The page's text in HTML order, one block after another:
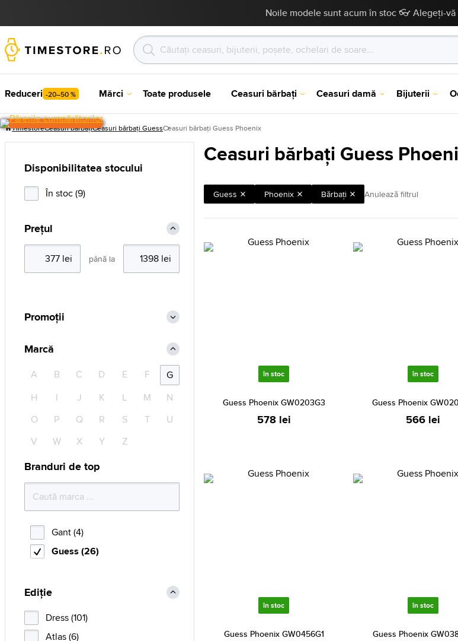
Noile modele sunt acum în stoc 👓 Alegeți-
Reduceri -20–50 % Mărci Toate produsele Ceasuri bărbați Ceasuri damă Bijuterii
TimestoreCeasuri bărbațiCeasuri bărbați GuessCeasuri bărbați Guess Phoenix
Ceasuri bărbați Guess
Guess Phoenix Bărbaţi Anulează filtrul
în stoc
Guess Phoenix GW0203G3
578 lei
în stoc
Guess Phoenix
566 lei
în stoc
Guess Phoenix GW0456G1
în stoc
Guess Phoenix
Disponibilitatea stocului
În stoc (9)
Prețul
până la
Promoții
Marcă
A B C D E F
G
H
I J K L M
N
O
P Q R S T
U
V
W X Y Z
Branduri de top
Gant (4)
Guess (26)
Ediție
Dress (101)
Atlas (6)